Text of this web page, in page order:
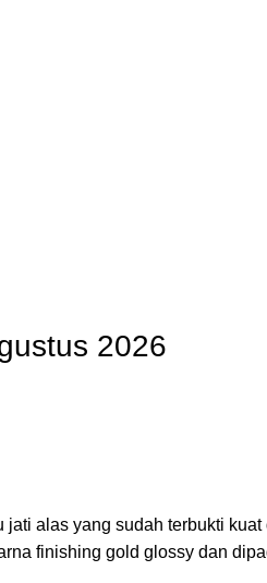
2026
alas yang sudah terbukti
finishing gold glossy dan